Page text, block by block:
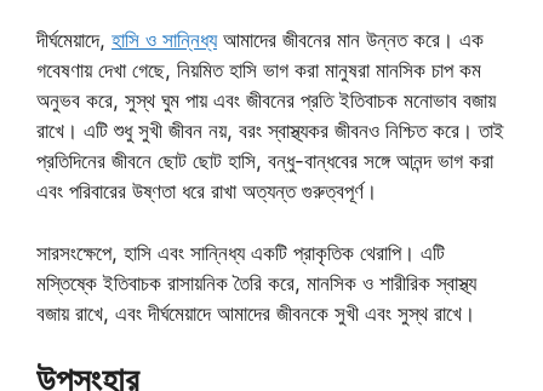
দীর্ঘমেয়াদে, হাসি ও সান্নিধ্যআমাদের জীবনের মান উন্নত করে। এক
গবেষণায় দেখা গেছে, নিয়মিত হাসি ভাগ করা মানুষরা মানসিক চাপ কম
অনুভব করে, সুস্থ ঘুম পায় এবং জীবনের প্রতি ইতিবাচক মনোভাব বজায়
রাখে। এটি শুধু সুখী জীবন নয়, বরং স্বাস্থ্যকর জীবনও নিশ্চিত করে। তাই
প্রতিদিনের জীবনে ছোট ছোট হাসি, বন্ধু-বান্ধবের সঙ্গে আনন্দ ভাগ করা
এবং পরিবারের উষ্ণতা ধরে রাখা অত্যন্ত গুরুত্বপূর্ণ।
সারসংক্ষেপে, হাসি এবং সান্নিধ্য একটি প্রাকৃতিক থেরাপি। এটি
মস্তিষ্কে ইতিবাচক রাসায়নিক তৈরি করে, মানসিক ও শারীরিক স্বাস্থ্য
বজায় রাখে, এবং দীর্ঘমেয়াদে আমাদের জীবনকে সুখী এবং সুস্থ রাখে।
উপসংহার